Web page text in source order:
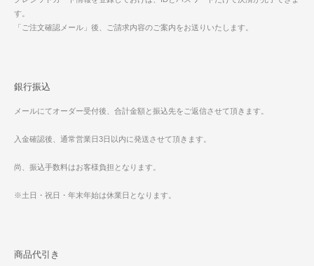
す。
「ご注文確認メール」後、ご請求内容のご案内をお送りいたします。
銀行振込
メールにてオーダー受付後、合計金額と振込先をご返信させて頂きます。
入金確認後、通常営業日3日以内に発送させて頂きます。
尚、振込手数料はお客様負担となります。
※土日・祝日・年末年始は休業日となります。
商品代引き